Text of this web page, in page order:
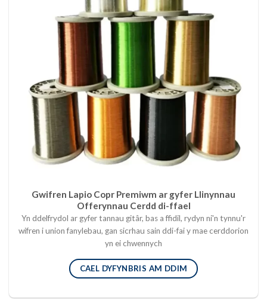
Gwifren Lapio Copr Premiwm ar gyfer Llinynnau
Offerynnau Cerdd di-ffael
Yn ddelfrydol ar gyfer tannau gitâr, bas a ffidil, rydyn ni'n tynnu'r
wifren i union fanylebau, gan sicrhau sain ddi-fai y mae cerddorion
yn ei chwennych
CAEL DYFYNBRIS AM DDIM